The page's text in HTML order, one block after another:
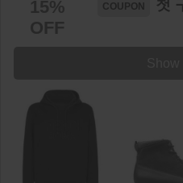
15%
OFF
첫